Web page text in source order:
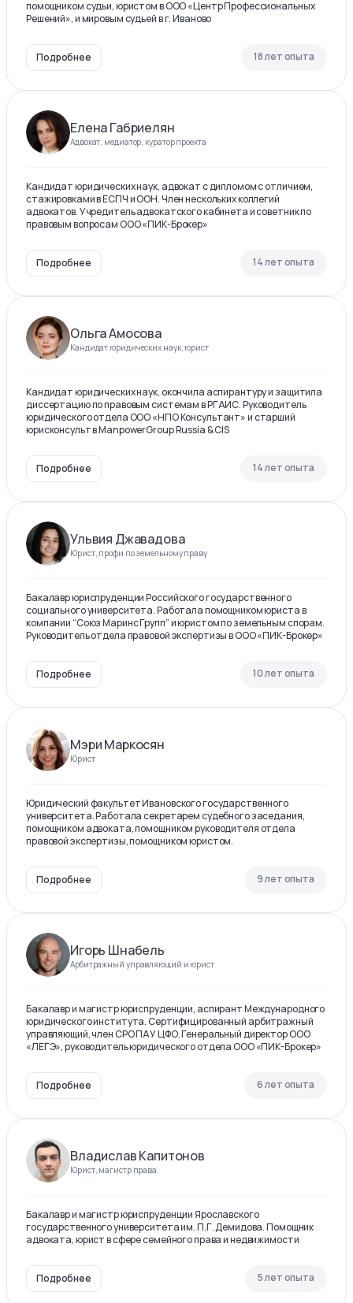
помощником судьи, юристом в ООО «Центр Профессиональных
Решений», и мировым судьей в г. Иваново
Подробнее 18 лет опыта
Елена Габриелян
Адвокат, медиатор, куратор проекта
Кандидат юридических наук, адвокат с дипломом с отличием,
стажировками в ЕСПЧ и ООН. Член нескольких коллегий
адвокатов. Учредитель адвокатского кабинета и советник по
правовым вопросам ООО «ПИК-Брокер»
Подробнее 14 лет опыта
Ольга Амосова
Кандидат юридических наук, юрист
Кандидат юридических наук, окончила аспирантуру и защитила
диссертацию по правовым системам в РГАИС. Руководитель
юридического отдела ООО «НПО Консультант» и старший
юрисконсульт в ManpowerGroup Russia & CIS
Подробнее 14 лет опыта
Ульвия Джавадова
Юрист, профи по земельному праву
Бакалавр юриспруденции Российского государственного
социального университета. Работала помощником юриста в
компании “Союз Маринс Групп” и юристом по земельным спорам.
Руководитель отдела правовой экспертизы в ООО «ПИК-Брокер»
Подробнее 10 лет опыта
Мэри Маркосян
Юрист
Юридический факультет Ивановского государственного
университета. Работала секретарем судебного заседания,
помощником адвоката, помощником руководителя отдела
правовой экспертизы, помощником юристом.
Подробнее 9 лет опыта
Игорь Шнабель
Арбитражный управляющий и юрист
Бакалавр и магистр юриспруденции, аспирант Международного
юридического института. Сертифицированный арбитражный
управляющий, член СРО ПАУ ЦФО. Генеральный директор ООО
«ЛЕГЭ», руководитель юридического отдела ООО «ПИК-Брокер»
Подробнее 6 лет опыта
Владислав Капитонов
Юрист, магистр права
Бакалавр и магистр юриспруденции Ярославского
государственного университета им. П.Г. Демидова. Помощник
адвоката, юрист в сфере семейного права и недвижимости
Подробнее 5 лет опыта